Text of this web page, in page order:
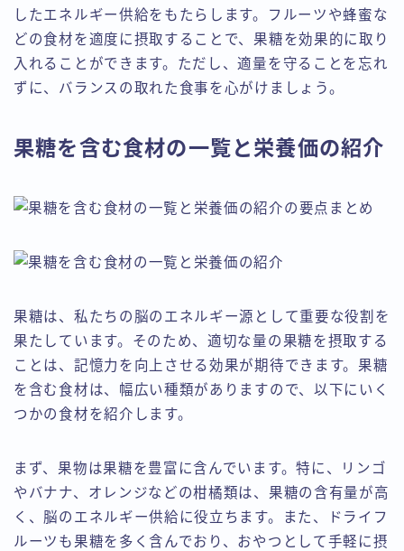
したエネルギー供給をもたらします。フルーツや蜂蜜な
どの食材を適度に摂取することで、果糖を効果的に取り
入れることができます。ただし、適量を守ることを忘れ
ずに、バランスの取れた食事を心がけましょう。
果糖を含む食材の一覧と栄養価の紹介
果糖は、私たちの脳のエネルギー源として重要な役割を
果たしています。そのため、適切な量の果糖を摂取する
ことは、記憶力を向上させる効果が期待できます。果糖
を含む食材は、幅広い種類がありますので、以下にいく
つかの食材を紹介します。
まず、果物は果糖を豊富に含んでいます。特に、リンゴ
やバナナ、オレンジなどの柑橘類は、果糖の含有量が高
く、脳のエネルギー供給に役立ちます。また、ドライフ
ルーツも果糖を多く含んでおり、おやつとして手軽に摂